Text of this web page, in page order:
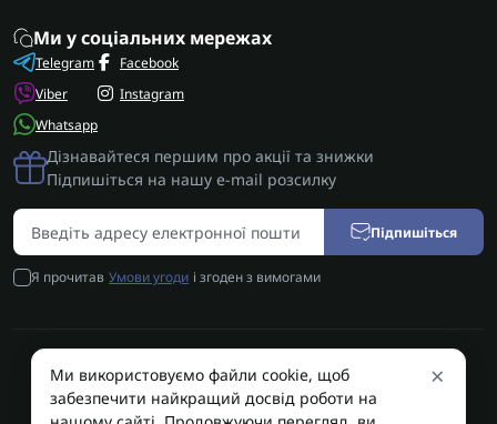
Ми у соціальних мережах
Telegram
Viber
Whatsapp
Facebook
Instagram
Дізнавайтеся першим про акції та знижки
Підпишіться на нашу e-mail розсилку
Підпишіться
Я прочитав Умови угоди і згоден з вимогами
AUTOSHIFT | Запчастини АКПП | Ремонт АКПП © 2026
AUTOSHIFT
×
Ми використовуємо файли cookie, щоб
забезпечити найкращий досвід роботи на